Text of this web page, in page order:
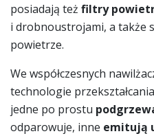
posiadają też filtry
i drobnoustrojami, a także
powietrze.
We współczesnych
technologie
jedne po prostu
odparowuje, inne emitują